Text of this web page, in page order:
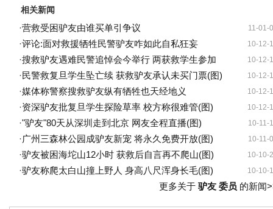
相关新闻
11-01-
·营救受困驴友由谁买单引争议
10-12-
·评论:面对救援牺牲民警驴友咋如此自私狂妄
10-12-
·搜救驴友遇难民警追悼会今举行 两获救学生参加
10-12-
·民警救复旦学生坠亡续 获救驴友承认未买门票(图)
10-12-
·媒体称警察搜救驴友纵有牺牲也天经地义
10-12-
·资深驴友批复旦学生探险草率 校方称很难管(图)
10-11-
·"驴友"80天从深圳走到北京 网友全程直播(图)
10-11-
·广州三森林公园成驴友新宠 将永久免费开放(图)
10-10-
·驴友被困海坨山12小时 获救后自言再不爬山(图)
10-10-
·驴友称爬太白山撞上野人 身高八尺浑身长毛(图)
更多关于 驴友 委员 的新闻